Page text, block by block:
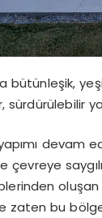
bütünleşik,
sürdürülebilir
devam
çevreye
zaten bu